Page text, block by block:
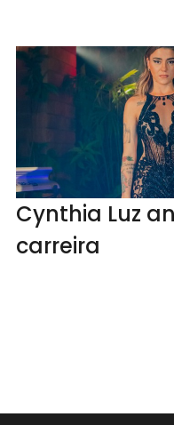
Cynthia Luz
carreira